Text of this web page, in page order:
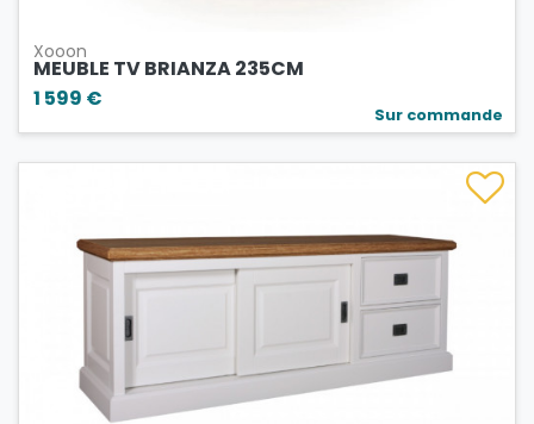
Xooon
MEUBLE TV BRIANZA 235CM
1 599 €
Sur commande